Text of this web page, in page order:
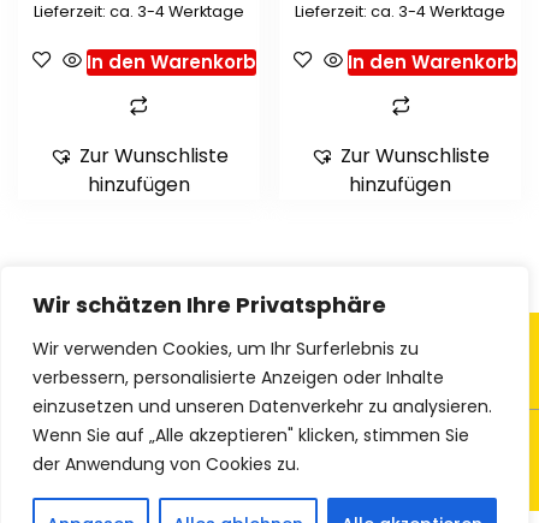
Wir schätzen Ihre Privatsphäre
Wir verwenden Cookies, um Ihr Surferlebnis zu
verbessern, personalisierte Anzeigen oder Inhalte
einzusetzen und unseren Datenverkehr zu analysieren.
Wenn Sie auf „Alle akzeptieren" klicken, stimmen Sie
der Anwendung von Cookies zu.
Lieferzeit: ca. 3-4 Werktage
In den Warenkorb
Zur Wunschliste
hinzufügen
Lieferzeit: ca. 3-4 Werktage
In den Warenkorb
Zur Wunschliste
hinzufügen
© 2023 Ethno-Textiles